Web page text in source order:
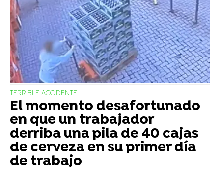
TERRIBLE ACCIDENTE
El momento desafortunado
en que un trabajador
derriba una pila de 40 cajas
de cerveza en su primer día
de trabajo